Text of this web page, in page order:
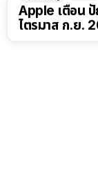
Apple เตือน
ไตรมาส ก.ย.